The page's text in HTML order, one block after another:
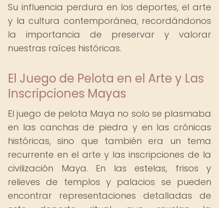
Su influencia perdura en los deportes, el arte
y la cultura contemporánea, recordándonos
la importancia de preservar y valorar
nuestras raíces históricas.
El Juego de Pelota en el Arte y Las
Inscripciones Mayas
El juego de pelota Maya no solo se plasmaba
en las canchas de piedra y en las crónicas
históricas, sino que también era un tema
recurrente en el arte y las inscripciones de la
civilización Maya. En las estelas, frisos y
relieves de templos y palacios se pueden
encontrar representaciones detalladas de